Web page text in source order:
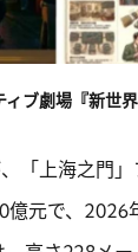
ブ劇場『新世界
「上海之門
億元で、2026